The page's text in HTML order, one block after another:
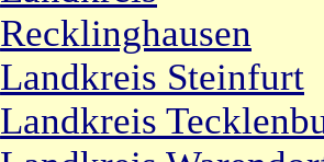
Recklinghausen
Landkreis Steinfurt
Landkreis